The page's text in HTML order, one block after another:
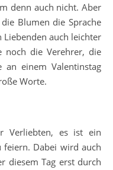
denn auch nicht. Aber
Blumen die Sprache
Liebenden auch leichter
noch die Verehrer, die
an einem Valentinstag
Worte.
Verliebten, es ist ein
feiern. Dabei wird auch
diesem Tag erst durch